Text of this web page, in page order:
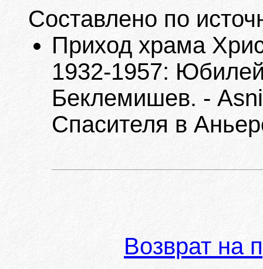
Составлено по
Приход храма
1932-1957:
Беклемишев. -
Спасителя в
Возврат на